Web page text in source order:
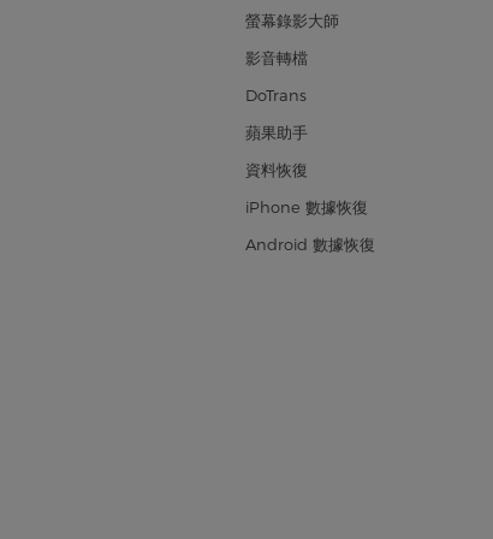
螢幕錄影大師
影音轉檔
DoTrans
蘋果助手
資料恢復
iPhone 數據恢復
Android 數據恢復